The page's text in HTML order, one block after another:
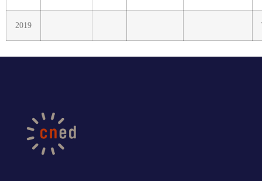
2019